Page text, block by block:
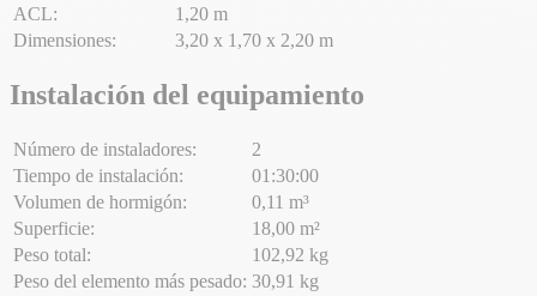
ACL:
1,20 m
Dimensiones:
3,20 x 1,70 x 2,20 m
Instalación del equipamiento
Número de instaladores:
2
Tiempo de instalación:
01:30:00
Volumen de hormigón:
0,11 m³
Superficie:
18,00 m²
Peso total:
102,92 kg
Peso del elemento más pesado: 30,91 kg